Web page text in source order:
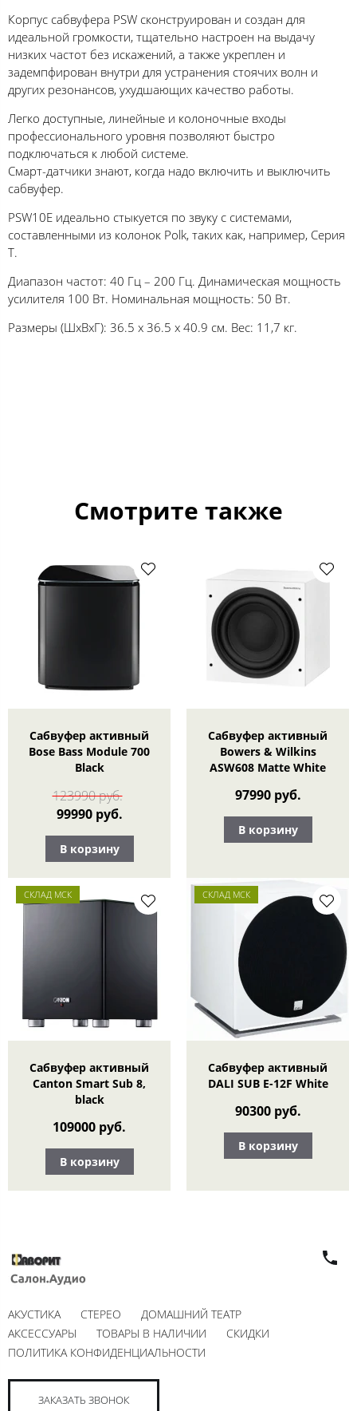
Корпус сабвуфера PSW сконструирован и создан для
идеальной громкости, тщательно настроен на выдачу
низких частот без искажений, а также укреплен и
задемпфирован внутри для устранения стоячих волн и
других резонансов, ухудшающих качество работы.
Легко доступные, линейные и колоночные входы
профессионального уровня позволяют быстро
подключаться к любой системе.
Смарт-датчики знают, когда надо включить и выключить
сабвуфер.
PSW10E идеально стыкуется по звуку с системами,
составленными из колонок Polk, таких как, например, Серия
T.
Диапазон частот: 40 Гц – 200 Гц. Динамическая мощность
усилителя 100 Вт. Номинальная мощность: 50 Вт.
Размеры (ШхВхГ): 36.5 х 36.5 х 40.9 см. Вес: 11,7 кг.
Смотрите также
Сабвуфер активный
Bose Bass Module 700
Black
123990 руб.
99990 руб.
В корзину
Сабвуфер активный
Bowers & Wilkins
ASW608 Matte White
97990 руб.
В корзину
СКЛАД МСК
Сабвуфер активный
Canton Smart Sub 8,
black
109000 руб.
В корзину
СКЛАД МСК
Сабвуфер активный
DALI SUB E-12F White
90300 руб.
В корзину
АКУСТИКА СТЕРЕО
ДОМАШНИЙ ТЕАТР
АКСЕССУАРЫ
ТОВАРЫ В НАЛИЧИИ
СКИДКИ
ПОЛИТИКА КОНФИДЕНЦИАЛЬНОСТИ
ЗАКАЗАТЬ ЗВОНОК